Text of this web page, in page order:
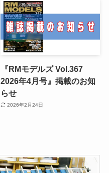
『RMモデルズ Vol.367
2026年4月号』掲載のお知
らせ
2026年2月24日